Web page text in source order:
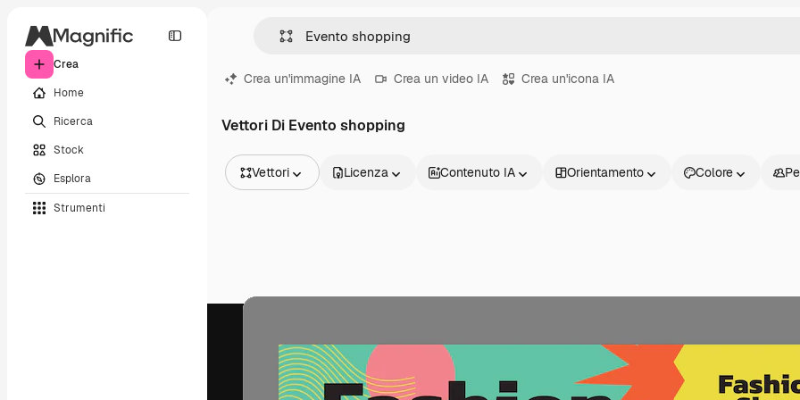
Crea
Home
Ricerca
Stock
Esplora
Strumenti
Crea un'immagine IA Crea un video IA Crea un'icona IA
Vettori Di Evento shopping
Vettori
Video
Modelli di video
Modelli 3D
Licenza Contenuto IA Orientamento Colore
Prodotti Inizia